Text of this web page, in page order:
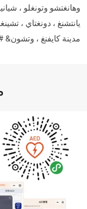
وهانغتشو وتونغلو ،
مدينة كايفنغ ، وتشون& # 39 ؛